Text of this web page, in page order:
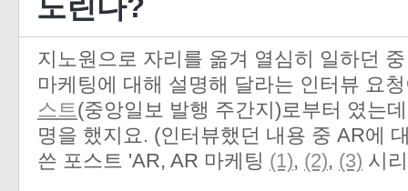
노린다?
지노원으로 자리를 옮겨 열심히 일하던
마케팅에 대해 설명해 달라는 인터뷰 요
스트(중앙일보 발행 주간지)로부터 였는
명을 했지요. (인터뷰했던 내용 중 AR에
쓴 포스트 'AR, AR 마케팅 (1), (2), (3) 시